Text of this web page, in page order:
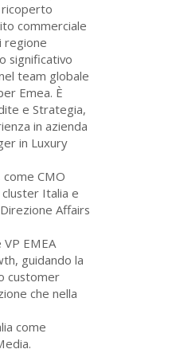
ricoperto
commerciale
regione
significativo
team globale
Emea. È
e Strategia,
in azienda
in Luxury
CMO
Italia e
Affairs
EMEA
guidando la
customer
che nella
come